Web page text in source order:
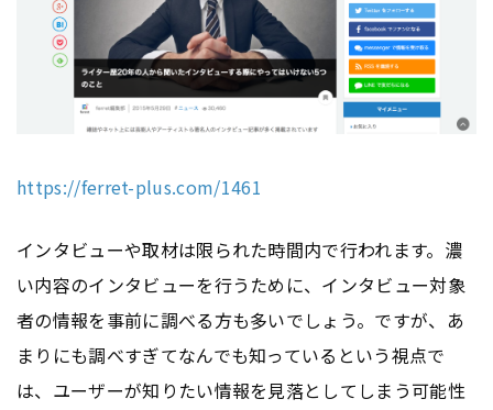
https://ferret-plus.com/1461
インタビューや取材は限られた時間内で行われます。濃
い内容のインタビューを行うために、インタビュー対象
者の情報を事前に調べる方も多いでしょう。ですが、あ
まりにも調べすぎてなんでも知っているという視点で
は、ユーザーが知りたい情報を見落としてしまう可能性